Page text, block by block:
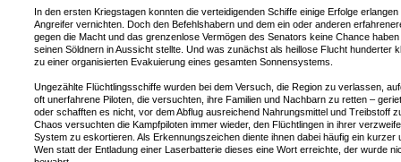
In den ersten Kriegstagen konnten die verteidigenden Schiffe einige Erfolge
Angreifer vernichten. Doch den Befehlshabern und dem ein oder anderen
gegen die Macht und das grenzenlose Vermögen des Senators keine Chance
seinen Söldnern in Aussicht stellte. Und was zunächst als heillose Flucht hunderter
zu einer organisierten Evakuierung eines gesamten Sonnensystems.
Ungezählte Flüchtlingsschiffe wurden bei dem Versuch, die Region zu verlassen,
oft unerfahrene Piloten, die versuchten, ihre Familien und Nachbarn zu retten –
oder schafften es nicht, vor dem Abflug ausreichend Nahrungsmittel und Treibstoff
Chaos versuchten die Kampfpiloten immer wieder, den Flüchtlingen in ihrer
System zu eskortieren. Als Erkennungszeichen diente ihnen dabei häufig ein kurzer
Wen statt der Entladung einer Laserbatterie dieses eine Wort erreichte, der wurde